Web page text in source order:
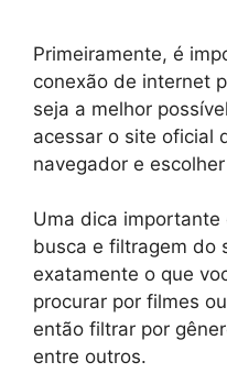
Primeiramente, é
conexão de internet
seja a melhor
acessar o site oficial
navegador e
Uma dica
busca e filtragem do
exatamente o que
procurar por filmes
então filtrar por
entre outros.